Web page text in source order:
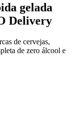
gelada
Delivery
de cervejas,
de zero álcool e